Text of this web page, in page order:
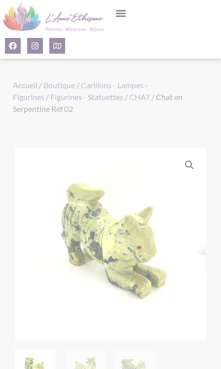
Accueil / Boutique / Carillons - Lampes -
Figurines / Figurines - Statuettes / CHAT / Chat en
Serpentine Réf 02
Panneau de gestion des cookies